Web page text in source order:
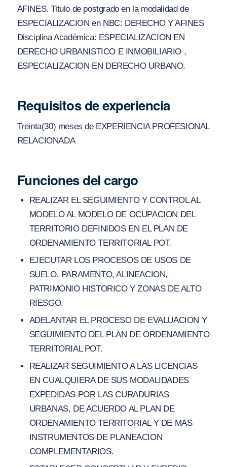
AFINES. Titulo de postgrado en la modalidad de
ESPECIALIZACION en NBC: DERECHO Y AFINES
Disciplina Académica: ESPECIALIZACION EN
DERECHO URBANISTICO E INMOBILIARIO ,
ESPECIALIZACION EN DERECHO URBANO.
Requisitos de experiencia
Treinta(30) meses de EXPERIENCIA PROFESIONAL
RELACIONADA
Funciones del cargo
REALIZAR EL SEGUIMIENTO Y CONTROL AL
MODELO AL MODELO DE OCUPACION DEL
TERRITORIO DEFINIDOS EN EL PLAN DE
ORDENAMIENTO TERRITORIAL POT.
EJECUTAR LOS PROCESOS DE USOS DE
SUELO, PARAMENTO, ALINEACION,
PATRIMONIO HISTORICO Y ZONAS DE ALTO
RIESGO.
ADELANTAR EL PROCESO DE EVALUACION Y
SEGUIMIENTO DEL PLAN DE ORDENAMIENTO
TERRITORIAL POT.
REALIZAR SEGUIMIENTO A LAS LICENCIAS
EN CUALQUIERA DE SUS MODALIDADES
EXPEDIDAS POR LAS CURADURIAS
URBANAS, DE ACUERDO AL PLAN DE
ORDENAMIENTO TERRITORIAL Y DE MAS
INSTRUMENTOS DE PLANEACION
COMPLEMENTARIOS.